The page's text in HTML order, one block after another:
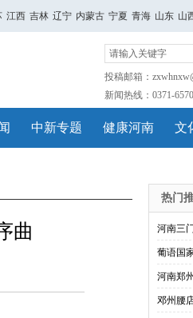
江西 吉林 辽宁 内蒙古 宁夏 青海 山东 山
投稿邮箱：
新闻热线：0371-
中新专题 健康河南 文
曲
热门
河南三
葡语国
河南郑
邓州腰